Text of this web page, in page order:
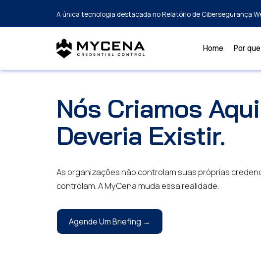
A única tecnologia destacada no Relatório de Cibersegurança
Home Por
Nós Criamos
Deveria Existir.
As organizações não controlam suas próprias
controlam. A MyCena muda essa realidade.
Agende Um Briefing →